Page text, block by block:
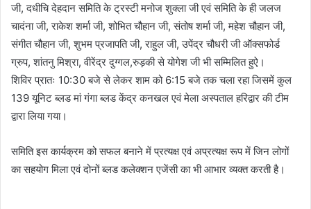
जी, दधीचि देहदान समिति के ट्रस्टी मनोज शुक्ला जी एवं समिति के ही जलज
चादंना जी, राकेश शर्मा जी, शोभित चौहान जी, संतोष शर्मा जी, महेश चौहान जी,
संगीत चौहान जी, शुभम प्रजापति जी, राहुल जी, उपेंद्र चौधरी जी ऑक्सफोर्ड
ग्रुप, शांतनु मिश्रा, वीरेंद्र दुग्गल,रुड़की से योगेश जी भी सम्मिलित हुऐ।
शिविर प्रातः 10:30 बजे से लेकर शाम को 6:15 बजे तक चला रहा जिसमें कुल
139 यूनिट ब्लड मां गंगा ब्लड केंद्र कनखल एवं मेला अस्पताल हरिद्वार की टीम
द्वारा लिया गया।
समिति इस कार्यक्रम को सफल बनाने में प्रत्यक्ष एवं अप्रत्यक्ष रूप में जिन लोगों
का सहयोग मिला एवं दोनों ब्लड कलेक्शन एजेंसी का भी आभार व्यक्त करती है।